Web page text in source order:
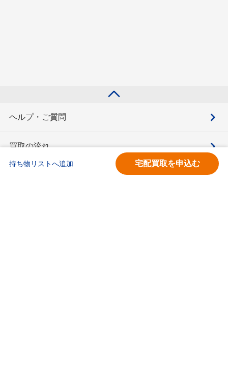
持ち物リストへ追加 宅配買取を申込む
ヘルプ・ご質問
買取の流れ